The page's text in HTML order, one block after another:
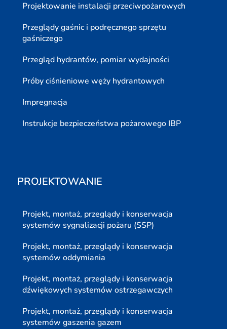
Projektowanie instalacji przeciwpożarowych
Przeglądy gaśnic i podręcznego sprzętu
gaśniczego
Przegląd hydrantów, pomiar wydajności
Próby ciśnieniowe węży hydrantowych
Impregnacja
Instrukcje bezpieczeństwa pożarowego IBP
PROJEKTOWANIE
Projekt, montaż, przeglądy i konserwacja
systemów sygnalizacji pożaru (SSP)
Projekt, montaż, przeglądy i konserwacja
systemów oddymiania
Projekt, montaż, przeglądy i konserwacja
dźwiękowych systemów ostrzegawczych
Projekt, montaż, przeglądy i konserwacja
systemów gaszenia gazem